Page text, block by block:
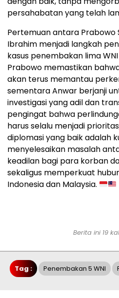
persahabatan yang telah
Pertemuan antara Prabowo
Ibrahim menjadi langkah
kasus penembakan lima
Prabowo memastikan
akan terus memantau
sementara Anwar berjanji
investigasi yang adil dan
pengingat bahwa
harus selalu menjadi
diplomasi yang baik adalah
menyelesaikan masalah
keadilan bagi para korban
sekaligus memperkuat
Indonesia dan Malaysia.
Berita ini 19
Tag : Penembakan 5 WNI